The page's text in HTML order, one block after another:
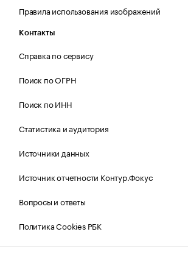
Правила использования изображений
Контакты
Справка по сервису
Поиск по ОГРН
Поиск по ИНН
Статистика и аудитория
Источники данных
Источник отчетности Контур.Фокус
Вопросы и ответы
Политика Cookies РБК